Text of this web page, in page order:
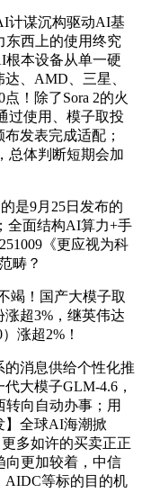
计谋沉构驱动AI基
东西上的使用终究
根本设备从单一硬
、AMD、三星、
！除了Sora 2的火
过使用、模子取投
发表完成适配；
总体判断短期会加
是9月25日发布的
全面结构AI算力+手
《更应视为科
畴？
！国产大模子取
超3%，继英伟达
涨超2%！
消息供给个性化推
大模子GLM-4.6，
向自动办事；用
】全球AI海潮掀
多如许的买卖正正
向更加较着，中信
AIDC等标的目的机